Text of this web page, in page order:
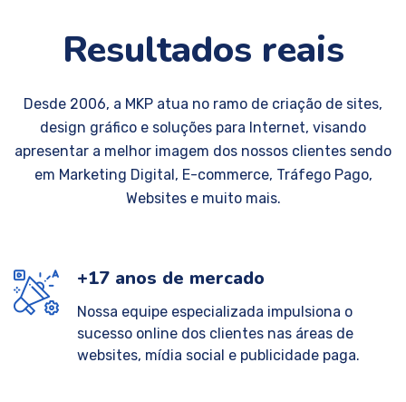
Resultados reais
Desde 2006, a MKP atua no ramo de criação de sites,
design gráfico e soluções para Internet, visando
apresentar a melhor imagem dos nossos clientes sendo
em Marketing Digital, E-commerce, Tráfego Pago,
Websites e muito mais.
+17 anos de mercado
Nossa equipe especializada impulsiona o
sucesso online dos clientes nas áreas de
websites, mídia social e publicidade paga.